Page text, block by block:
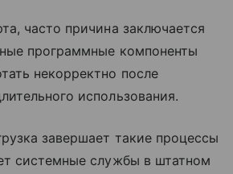
часто причина заключается
программные компоненты
некорректно после
использования.
завершает такие процессы
системные службы в штатном